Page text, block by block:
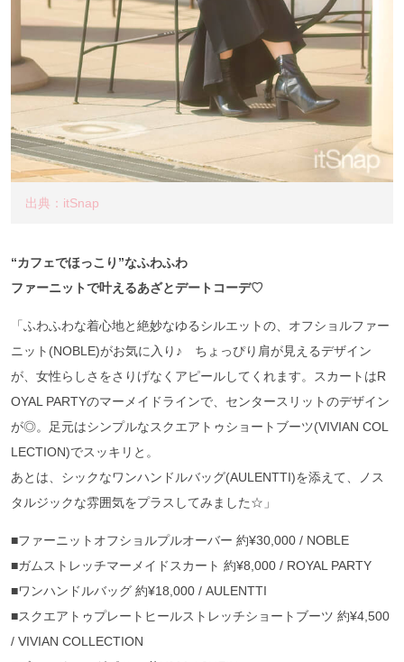
出典：itSnap
“カフェでほっこり”なふわふわ
ファーニットで叶えるあざとデートコーデ♡
「ふわふわな着心地と絶妙なゆるシルエットの、オフショルファー
ニット(NOBLE)がお気に入り♪ ちょっぴり肩が見えるデザイン
が、女性らしさをさりげなくアピールしてくれます。スカートはR
OYAL PARTYのマーメイドラインで、センタースリットのデザイン
が◎。足元はシンプルなスクエアトゥショートブーツ(VIVIAN COL
LECTION)でスッキリと。
あとは、シックなワンハンドルバッグ(AULENTTI)を添えて、ノス
タルジックな雰囲気をプラスしてみました☆」
■ファーニットオフショルプルオーバー 約¥30,000 / NOBLE
■ガムストレッチマーメイドスカート 約¥8,000 / ROYAL PARTY
■ワンハンドルバッグ 約¥18,000 / AULENTTI
■スクエアトゥプレートヒールストレッチショートブーツ 約¥4,500
/ VIVIAN COLLECTION